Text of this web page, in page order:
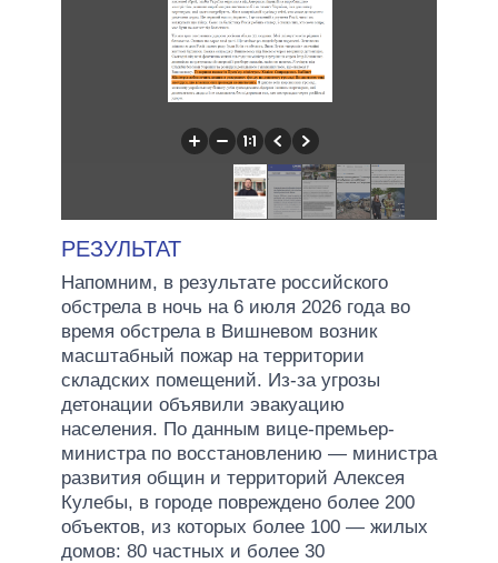
РЕЗУЛЬТАТ
Напомним, в результате российского
обстрела в ночь на 6 июля 2026 года во
время обстрела в Вишневом возник
масштабный пожар на территории
складских помещений. Из-за угрозы
детонации объявили эвакуацию
населения. По данным вице-премьер-
министра по восстановлению — министра
развития общин и территорий Алексея
Кулебы, в городе повреждено более 200
объектов, из которых более 100 — жилых
домов: 80 частных и более 30